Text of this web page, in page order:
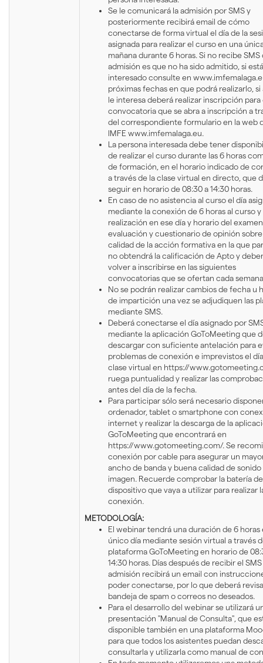
Se le comunicará la admisión por SMS y
posteriormente recibirá email de cómo
conectarse de forma virtual el día de la
asignada para realizar el curso en una
mañana durante 6 horas. Si no recibe SMS
admisión es que no ha sido admitido, si está
interesado consulte en
próximas fechas en que podrá realizarlo, si
le interesa deberá realizar inscripción para
convocatoria que se abra a inscripción a
del correspondiente formulario en la web
IMFE www.imfemalaga.eu.
La persona interesada debe tener
de realizar el curso durante las 6 horas
de formación, en el horario indicado de
a través de la clase virtual en directo, que
seguir en horario de 08:30 a 14:30 horas.
En caso de no asistencia al curso el día
mediante la conexión de 6 horas al curso y
realización en ese día y horario del
evaluación y cuestionario de opinión sobre
calidad de la acción formativa en la que
no obtendrá la calificación de Apto y
volver a inscribirse en las siguientes
convocatorias que se ofertan cada
No se podrán realizar cambios de fecha u
de impartición una vez se adjudiquen las
mediante SMS.
Deberá conectarse el día asignado por
mediante la aplicación GoToMeeting que
descargar con suficiente antelación para
problemas de conexión e imprevistos el
clase virtual en https://
ruega puntualidad y realizar las
antes del día de la fecha.
Para participar sólo será necesario
ordenador, tablet o smartphone con
internet y realizar la descarga de la
GoToMeeting que encontrará en
https://www.gotomeeting.com/. Se
conexión por cable para asegurar un
ancho de banda y buena calidad de sonido
imagen. Recuerde comprobar la batería
dispositivo que vaya a utilizar para realizar
conexión.
METODOLOGÍA:
El webinar tendrá una duración de 6 horas
único día mediante sesión virtual a través
plataforma GoToMeeting en horario de
14:30 horas. Días después de recibir el
admisión recibirá un email con
poder conectarse, por lo que deberá
bandeja de spam o correos no deseados.
Para el desarrollo del webinar se utilizará
presentación "Manual de Consulta", que
disponible también en una plataforma
para que todos los asistentes puedan
consultarla y utilizarla como manual de